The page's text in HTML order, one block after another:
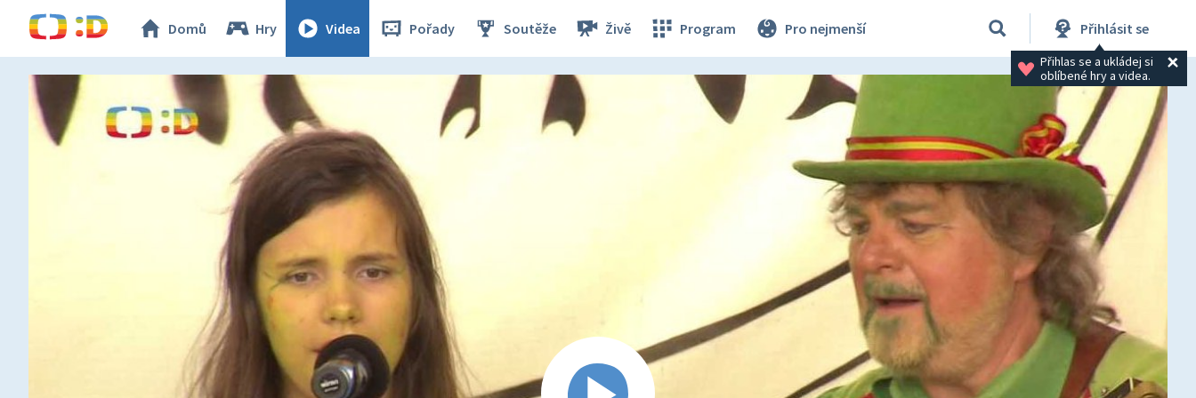
Domů Hry Videa Pořady Soutěže Živě Program Pro nejmenší Přihlásit se
Přihlas se a ukládej si
oblíbené hry a videa.